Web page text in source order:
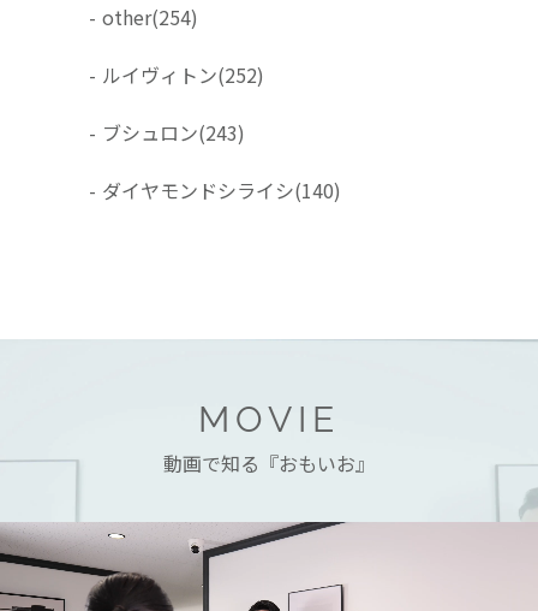
- other(254)
- ルイヴィトン(252)
- ブシュロン(243)
- ダイヤモンドシライシ(140)
MOVIE
動画で知る『おもいお』